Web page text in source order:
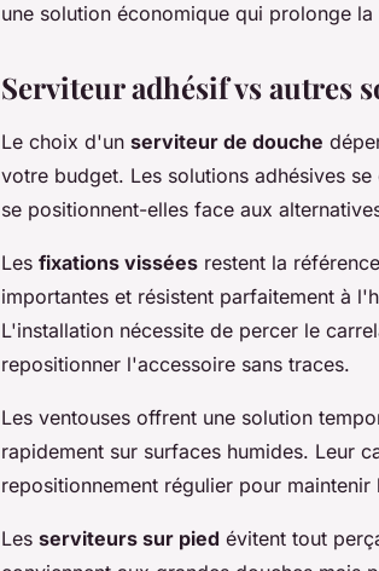
une solution économique qui prolonge
Serviteur adhésif vs autres
Le choix d'un serviteur de douche
votre budget. Les solutions adhésives
se positionnent-elles face aux
Les fixations vissées restent la
importantes et résistent parfaitement à
L'installation nécessite de percer le
repositionner l'accessoire sans traces.
Les ventouses offrent une solution
rapidement sur surfaces humides. Leur
repositionnement régulier pour maintenir
Les serviteurs sur pied évitent tout